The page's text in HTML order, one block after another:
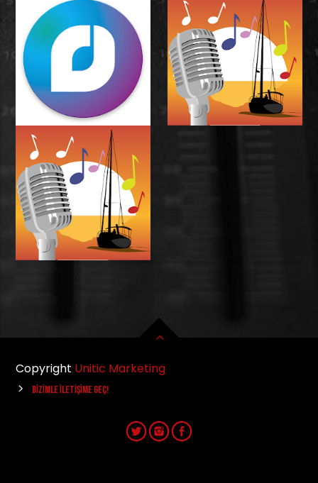
Copyright Unitic Marketing
BIZIMLE İLETIŞIME GEÇ!